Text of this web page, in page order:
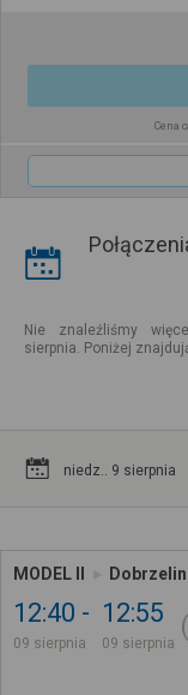
Cena
Nie znaleźliśmy
sierpnia. Poniżej
niedz.. 9 sierpnia
MODEL II Dobrzelin
12:40
09 sierpnia
12:55
09 sierpnia